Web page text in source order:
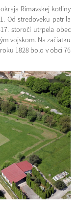
Rimavskej kotliny
Od stredoveku patrila
storočí utrpela obec
vojskom. Na začiatku
1828 bolo v obci 76